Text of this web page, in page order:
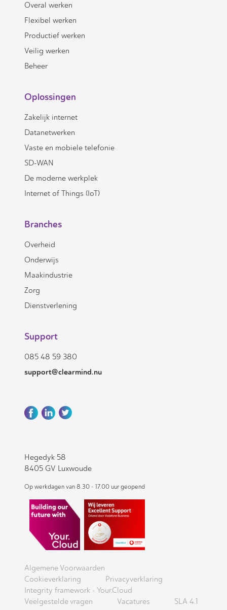
Overal werken
Flexibel werken
Productief werken
Veilig werken
Beheer
Oplossingen
Zakelijk internet
Datanetwerken
Vaste en mobiele telefonie
SD-WAN
De moderne werkplek
Internet of Things (IoT)
Branches
Overheid
Onderwijs
Maakindustrie
Zorg
Dienstverlening
Support
085 48 59 380
support@clearmind.nu
Hegedyk 58
8405 GV Luxwoude
Op werkdagen van 8.30 - 17.00 uur geopend
Algemene Voorwaarden
Cookieverklaring
Privacyverklaring
Integrity framework - Your.Cloud
Veelgestelde vragen
Vacatures SLA 4.1